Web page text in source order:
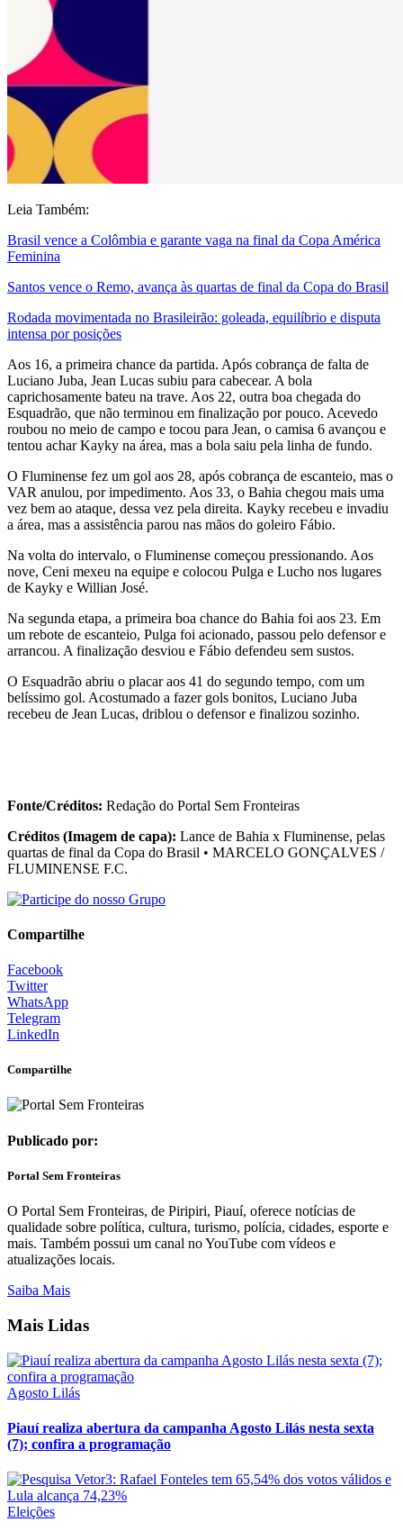
Leia Também:
Brasil vence a Colômbia e garante vaga na final da Copa América
Feminina
Santos vence o Remo, avança às quartas de final da Copa do Brasil
Rodada movimentada no Brasileirão: goleada, equilíbrio e disputa
intensa por posições
Aos 16, a primeira chance da partida. Após cobrança de falta de
Luciano Juba, Jean Lucas subiu para cabecear. A bola
caprichosamente bateu na trave. Aos 22, outra boa chegada do
Esquadrão, que não terminou em finalização por pouco. Acevedo
roubou no meio de campo e tocou para Jean, o camisa 6 avançou e
tentou achar Kayky na área, mas a bola saiu pela linha de fundo.
O Fluminense fez um gol aos 28, após cobrança de escanteio, mas o
VAR anulou, por impedimento. Aos 33, o Bahia chegou mais uma
vez bem ao ataque, dessa vez pela direita. Kayky recebeu e invadiu
a área, mas a assistência parou nas mãos do goleiro Fábio.
Na volta do intervalo, o Fluminense começou pressionando. Aos
nove, Ceni mexeu na equipe e colocou Pulga e Lucho nos lugares
de Kayky e Willian José.
Na segunda etapa, a primeira boa chance do Bahia foi aos 23. Em
um rebote de escanteio, Pulga foi acionado, passou pelo defensor e
arrancou. A finalização desviou e Fábio defendeu sem sustos.
O Esquadrão abriu o placar aos 41 do segundo tempo, com um
belíssimo gol. Acostumado a fazer gols bonitos, Luciano Juba
recebeu de Jean Lucas, driblou o defensor e finalizou sozinho.
Fonte/Créditos: Redação do Portal Sem Fronteiras
Créditos (Imagem de capa): Lance de Bahia x Fluminense, pelas
quartas de final da Copa do Brasil • MARCELO GONÇALVES /
FLUMINENSE F.C.
Compartilhe
Facebook
Twitter
WhatsApp
Telegram
LinkedIn
Compartilhe
Publicado por:
Portal Sem Fronteiras
O Portal Sem Fronteiras, de Piripiri, Piauí, oferece notícias de
qualidade sobre política, cultura, turismo, polícia, cidades, esporte e
mais. Também possui um canal no YouTube com vídeos e
atualizações locais.
Saiba Mais
Mais Lidas
Agosto Lilás
Piauí realiza abertura da campanha Agosto Lilás nesta sexta
(7); confira a programação
Eleições